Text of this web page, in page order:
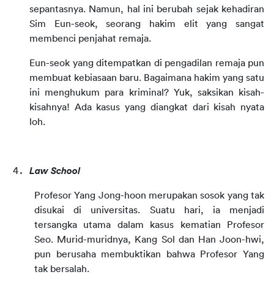
sepantasnya. Namun, hal ini berubah sejak kehadiran
Sim Eun-seok, seorang hakim elit yang sangat
membenci penjahat remaja.
Eun-seok yang ditempatkan di pengadilan remaja pun
membuat kebiasaan baru. Bagaimana hakim yang satu
ini menghukum para kriminal? Yuk, saksikan kisah-
kisahnya! Ada kasus yang diangkat dari kisah nyata
loh.
Law School
Profesor Yang Jong-hoon merupakan sosok yang tak
disukai di universitas. Suatu hari, ia menjadi
tersangka utama dalam kasus kematian Profesor
Seo. Murid-muridnya, Kang Sol dan Han Joon-hwi,
pun berusaha membuktikan bahwa Profesor Yang
tak bersalah.